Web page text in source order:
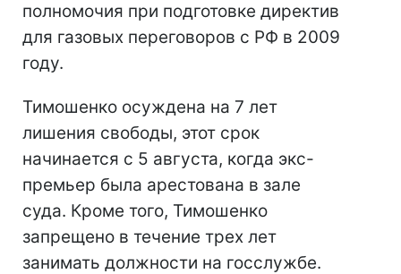
полномочия при подготовке директив
для газовых переговоров с РФ в 2009
году.
Тимошенко осуждена на 7 лет
лишения свободы, этот срок
начинается с 5 августа, когда экс-
премьер была арестована в зале
суда. Кроме того, Тимошенко
запрещено в течение трех лет
занимать должности на госслужбе.